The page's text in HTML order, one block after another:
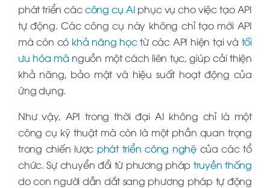
phát triển cáccông cụ AI phục vụ cho việc tạo API
tự động. Các công cụ này không chỉ tạo mới API
mà còn có khả năng họctừ các API hiện tại và tối
ưu hóa mã nguồn một cách liên tục, giúp cải thiện
khả năng, bảo mật và hiệu suất hoạt động của
ứng dụng.
Như vậy, API trong thời đại AI không chỉ là một
công cụ kỹ thuật mà còn là một phần quan trọng
trong chiến lược phát triển công nghệ của các tổ
chức. Sự chuyển đổi từ phương pháp truyền thống
do con người dẫn dắt sang phương pháp tự động